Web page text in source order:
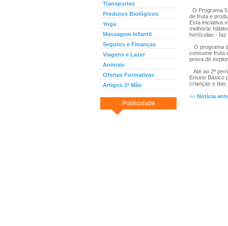
Transportes
Produtos Biológicos
Yoga
Massagem Infantil
Seguros e Finanças
Viagens e Lazer
Animais
Ofertas Formativas
Artigos 2ª Mão
Publicidade
O Programa
de fruta e
Esta iniciativa
melhorar
hortículas - faz
O programa
consumir fruta
prova de
Até ao 2º
Ensino Básico
crianças e das
<< Notícia